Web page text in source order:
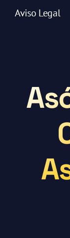
Aviso Legal